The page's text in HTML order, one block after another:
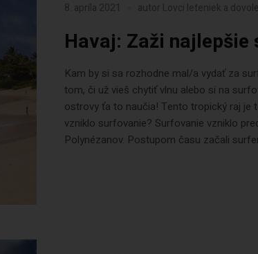
8. apríla 2021 autor Lovci leteniek a
Havaj: Zaži
Kam by si sa rozhodne mal/a vydať za
tom, či už vieš chytiť vlnu alebo si na
ostrovy ťa to naučia! Tento tropický raj je
vzniklo surfovanie? Surfovanie vzniklo
Polynézanov. Postupom času začali